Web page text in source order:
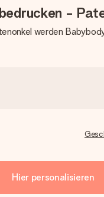
-
werden
Hier personalisieren